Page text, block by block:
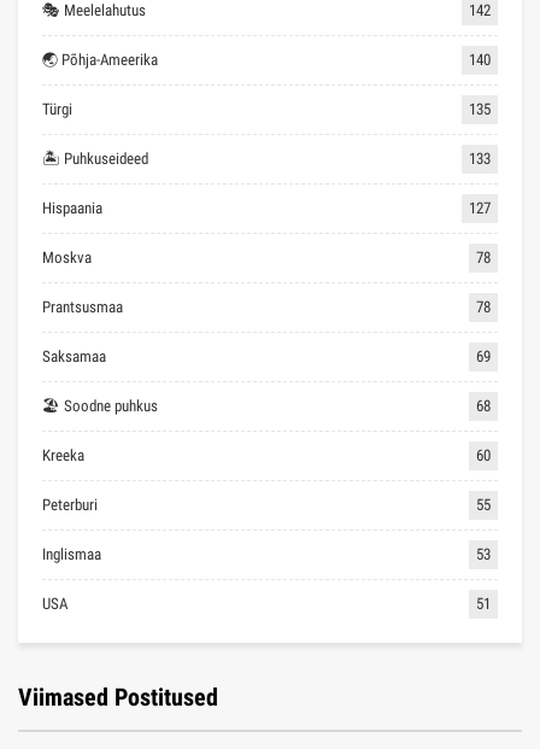
🎭 Meelelahutus 142
🌏 Põhja-Ameerika 140
Türgi 135
🏝 Puhkuseideed 133
Hispaania 127
Moskva 78
Prantsusmaa 78
Saksamaa 69
🏖 Soodne puhkus 68
Kreeka 60
Peterburi 55
Inglismaa 53
USA 51
Viimased Postitused